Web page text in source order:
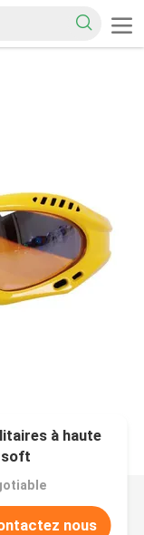
à haute
nous